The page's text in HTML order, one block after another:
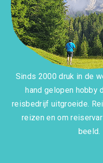
Sinds 2000 druk in de
hand gelopen hobby
reisbedrijf uitgroeide.
reizen en om
beeld.